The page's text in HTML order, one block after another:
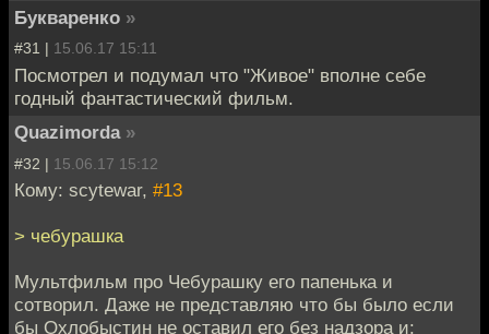
Букваренко »
#31 | 15.06.17 15:11
Посмотрел и подумал что "Живое" вполне себе
годный фантастический фильм.
Quazimorda »
#32 | 15.06.17 15:12
Кому: scytewar, #13
> чебурашка
Мультфильм про Чебурашку его папенька и
сотворил. Даже не представляю что бы было если
бы Охлобыстин не оставил его без надзора и: